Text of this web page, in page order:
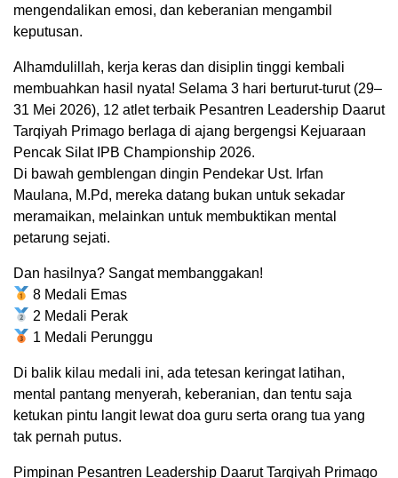
mengendalikan emosi, dan keberanian mengambil
keputusan.
Alhamdulillah, kerja keras dan disiplin tinggi kembali
membuahkan hasil nyata! Selama 3 hari berturut-turut (29–
31 Mei 2026), 12 atlet terbaik Pesantren Leadership Daarut
Tarqiyah Primago berlaga di ajang bergengsi Kejuaraan
Pencak Silat IPB Championship 2026.
Di bawah gemblengan dingin Pendekar Ust. Irfan
Maulana, M.Pd, mereka datang bukan untuk sekadar
meramaikan, melainkan untuk membuktikan mental
petarung sejati.
Dan hasilnya? Sangat membanggakan!
8 Medali Emas
2 Medali Perak
1 Medali Perunggu
Di balik kilau medali ini, ada tetesan keringat latihan,
mental pantang menyerah, keberanian, dan tentu saja
ketukan pintu langit lewat doa guru serta orang tua yang
tak pernah putus.
Pimpinan Pesantren Leadership Daarut Tarqiyah Primago